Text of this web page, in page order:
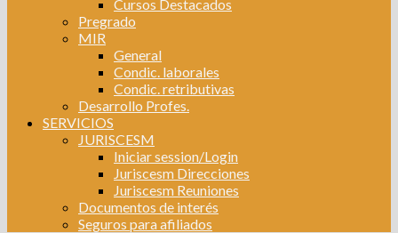
Cursos Destacados
Pregrado
MIR
General
Condic. laborales
Condic. retributivas
Desarrollo Profes.
SERVICIOS
JURISCESM
Iniciar session/Login
Juriscesm Direcciones
Juriscesm Reuniones
Documentos de interés
Seguros para afiliados